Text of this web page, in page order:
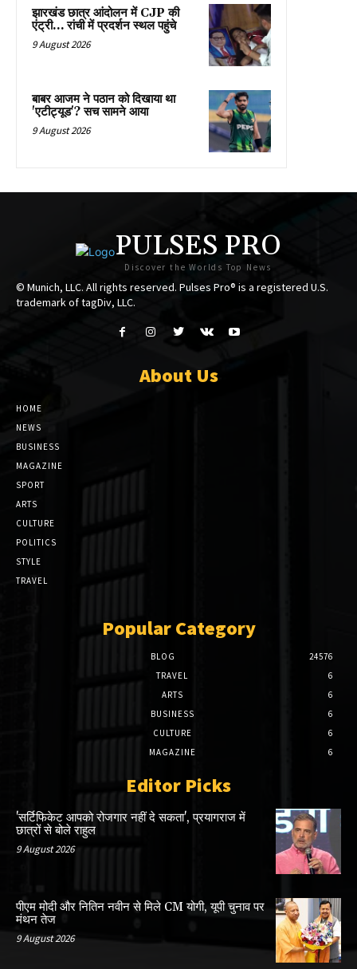
झारखंड छात्र आंदोलन में CJP की
एंट्री… रांची में प्रदर्शन स्थल पहुंचे
9 August 2026
बाबर आजम ने पठान को दिखाया था
'एटीट्यूड'? सच सामने आया
9 August 2026
PULSES PRO
Discover the Worlds Top News
© Munich, LLC. All rights reserved. Pulses Pro® is a registered U.S.
trademark of tagDiv, LLC.
About Us
HOME
NEWS
BUSINESS
MAGAZINE
SPORT
ARTS
CULTURE
POLITICS
STYLE
TRAVEL
Popular Category
BLOG
24576
TRAVEL
6
ARTS
6
BUSINESS
6
CULTURE
6
MAGAZINE
6
Editor Picks
'सर्टिफिकेट आपको रोजगार नहीं दे सकता', प्रयागराज में
छात्रों से बोले राहुल
9 August 2026
पीएम मोदी और नितिन नवीन से मिले CM योगी, यूपी चुनाव पर
मंथन तेज
9 August 2026